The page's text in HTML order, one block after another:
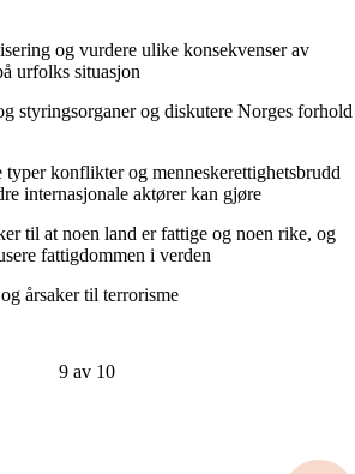
og vurdere ulike konsekvenser av
urfolks situasjon
styringsorganer og diskutere Norges forhold
konflikter og menneskerettighetsbrudd
internasjonale aktører kan gjøre
til at noen land er fattige og noen rike, og
fattigdommen i verden
årsaker til terrorisme
9 av 10